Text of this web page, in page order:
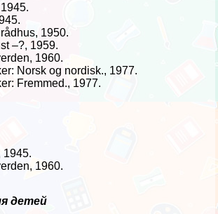
1950.
–?, 1959.
1960.
Norsk og nordisk., 1977.
Fremmed., 1977.
1960.
детей